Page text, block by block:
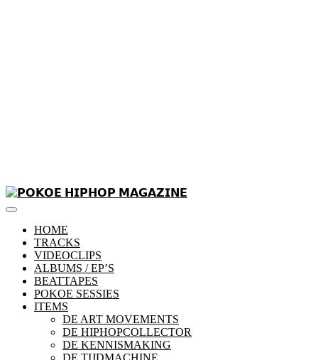
Skip
Primary
HOME
TRACKS
VIDEOCLIPS
ALBUMS / EP’S
BEATTAPES
POKOE SESSIES
ITEMS
DE ART MOVEMENTS
DE HIPHOPCOLLECTOR
DE KENNISMAKING
DE TIJDMACHINE